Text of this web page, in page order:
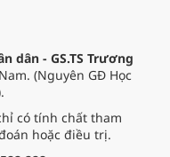
dân - GS.TS Trương
(Nguyên GĐ Học
có tính chất tham
hoặc điều trị.